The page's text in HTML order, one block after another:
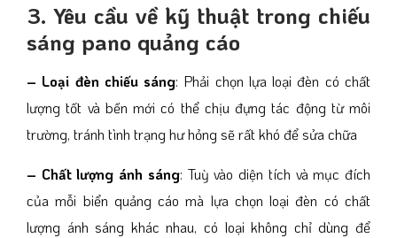
3. Yêu cầu về kỹ thuật trong chiếu
sáng pano quảng cáo
– Loại đèn chiếu sáng: Phải chọn lựa loại đèn có chất
lượng tốt và bền mới có thể chịu đựng tác động từ môi
trường, tránh tình trạng hư hỏng sẽ rất khó để sửa chữa
– Chất lượng ánh sáng: Tuỳ vào diện tích và mục đích
của mỗi biển quảng cáo mà lựa chọn loại đèn có chất
lượng ánh sáng khác nhau, có loại không chỉ dùng để